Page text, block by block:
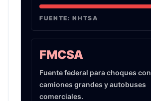
FUENTE:NHTSA
FMCSA
Fuente federal para choques con
camiones grandes y autobuses
comerciales.